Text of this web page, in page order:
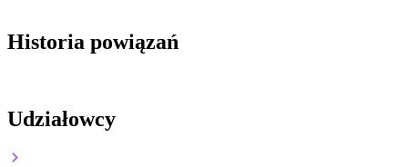
Historia powiązań
Udziałowcy